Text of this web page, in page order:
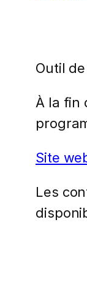
Outil
À la fin
Site
Les